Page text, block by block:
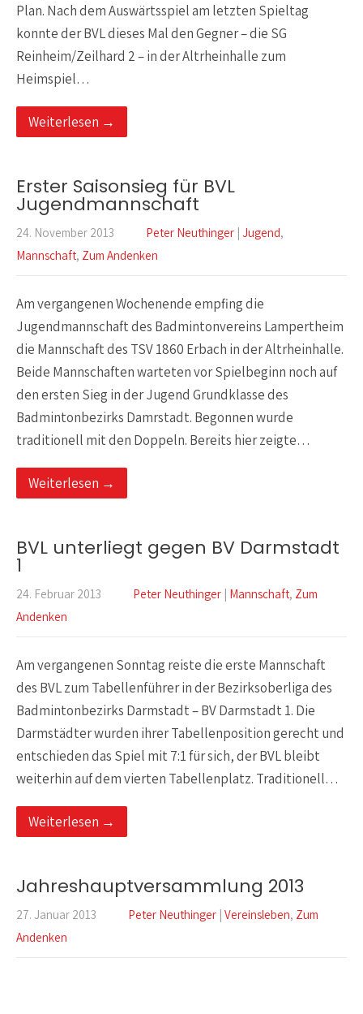
Plan. Nach dem Auswärtsspiel am letzten Spieltag
konnte der BVL dieses Mal den Gegner – die SG
Reinheim/Zeilhard 2 – in der Altrheinhalle zum
Heimspiel…
Weiterlesen →
Erster Saisonsieg für BVL
Jugendmannschaft
24. November 2013 Peter Neuthinger | Jugend,
Mannschaft, Zum Andenken
Am vergangenen Wochenende empfing die
Jugendmannschaft des Badmintonvereins Lampertheim
die Mannschaft des TSV 1860 Erbach in der Altrheinhalle.
Beide Mannschaften warteten vor Spielbeginn noch auf
den ersten Sieg in der Jugend Grundklasse des
Badmintonbezirks Damrstadt. Begonnen wurde
traditionell mit den Doppeln. Bereits hier zeigte…
Weiterlesen →
BVL unterliegt gegen BV Darmstadt
1
24. Februar 2013 Peter Neuthinger | Mannschaft, Zum
Andenken
Am vergangenen Sonntag reiste die erste Mannschaft
des BVL zum Tabellenführer in der Bezirksoberliga des
Badmintonbezirks Darmstadt – BV Darmstadt 1. Die
Darmstädter wurden ihrer Tabellenposition gerecht und
entschieden das Spiel mit 7:1 für sich, der BVL bleibt
weiterhin auf dem vierten Tabellenplatz. Traditionell…
Weiterlesen →
Jahreshauptversammlung 2013
27. Januar 2013 Peter Neuthinger | Vereinsleben, Zum
Andenken